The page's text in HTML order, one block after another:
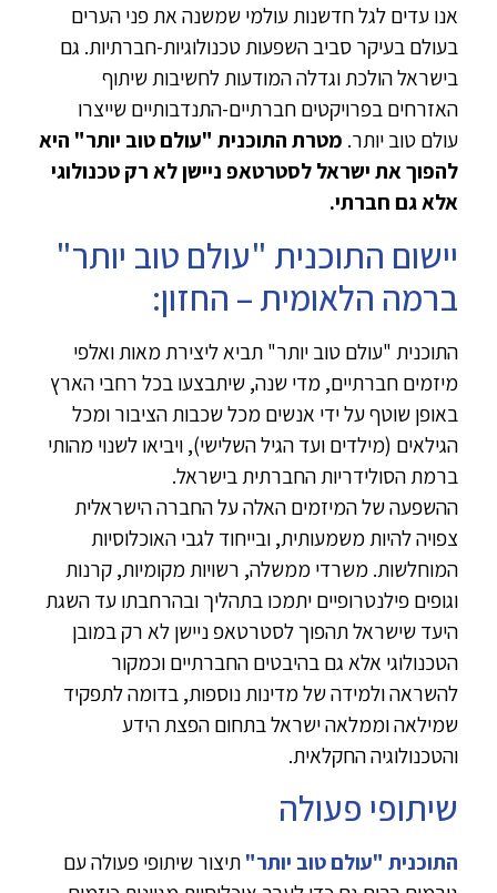
אנו עדים לגל חדשנות עולמי שמשנה את פני הערים
בעולם בעיקר סביב השפעות טכנולוגיות-חברתיות. גם
בישראל הולכת וגדלה המודעות לחשיבות שיתוף
האזרחים בפרויקטים חברתיים-התנדבותיים שייצרו
עולם טוב יותר. מטרת התוכנית "עולם טוב יותר" היא
להפוך את ישראל לסטרטאפ ניישן לא רק טכנולוגי
אלא גם חברתי.
יישום התוכנית "עולם טוב יותר"
ברמה הלאומית – החזון:
התוכנית "עולם טוב יותר" תביא ליצירת מאות ואלפי
מיזמים חברתיים, מדי שנה, שיתבצעו בכל רחבי הארץ
באופן שוטף על ידי אנשים מכל שכבות הציבור ומכל
הגילאים (מילדים ועד הגיל השלישי), ויביאו לשנוי מהותי
ברמת הסולידריות החברתית בישראל.
ההשפעה של המיזמים האלה על החברה הישראלית
צפויה להיות משמעותית, ובייחוד לגבי האוכלוסיות
המוחלשות. משרדי ממשלה, רשויות מקומיות, קרנות
וגופים פילנטרופיים יתמכו בתהליך ובהרחבתו עד השגת
היעד שישראל תהפוך לסטרטאפ ניישן לא רק במובן
הטכנולוגי אלא גם בהיבטים החברתיים וכמקור
להשראה ולמידה של מדינות נוספות, בדומה לתפקיד
שמילאה וממלאה ישראל בתחום הפצת הידע
והטכנולוגיה החקלאית.
שיתופי פעולה
התוכנית "עולם טוב יותר"תיצור שיתופי פעולה עם